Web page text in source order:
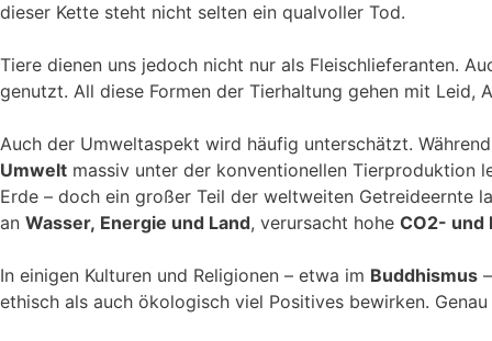
dieser Kette steht nicht selten ein qualvoller Tod.
Tiere dienen uns jedoch nicht nur als Fleischlieferanten.
genutzt. All diese Formen der Tierhaltung gehen mit Leid,
Auch der Umweltaspekt wird häufig unterschätzt.
Umwelt massiv unter der konventionellen Tierproduktion
Erde – doch ein großer Teil der weltweiten Getreideernte
an Wasser, Energie und Land, verursacht hohe CO2- und
In einigen Kulturen und Religionen – etwa im Buddhismus
ethisch als auch ökologisch viel Positives bewirken.